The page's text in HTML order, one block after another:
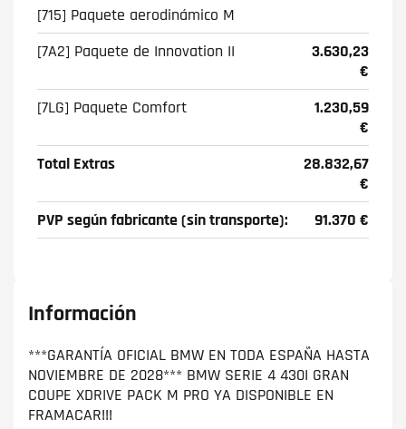
[715] Paquete aerodinámico M
[7A2] Paquete de Innovation II
3.630,23
€
[7LG] Paquete Comfort
1.230,59
€
Total Extras
28.832,67
€
PVP según fabricante (sin transporte):
91.370 €
Información
***GARANTÍA OFICIAL BMW EN TODA ESPAÑA HASTA
NOVIEMBRE DE 2028*** BMW SERIE 4 430I GRAN
COUPE XDRIVE PACK M PRO YA DISPONIBLE EN
FRAMACAR!!!